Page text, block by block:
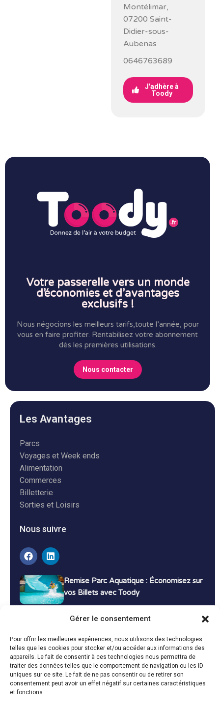
Gérer le consentement
Pour offrir les meilleures expériences, nous utilisons des technologies
telles que les cookies pour stocker et/ou accéder aux informations des
appareils. Le fait de consentir à ces technologies nous permettra de
traiter des données telles que le comportement de navigation ou les ID
uniques sur ce site. Le fait de ne pas consentir ou de retirer son
consentement peut avoir un effet négatif sur certaines caractéristiques
et fonctions.
Montélimar,
07200 Saint-
Didier-sous-
Aubenas
0646763689
J'adhère à
Toody
Votre passerelle vers un monde
d’économies et d’avantages
exclusifs !
Nous négocions les meilleurs tarifs,toute l’année, pour
vous en faire profiter. Rentabilisez votre abonnement
dès les premières utilisations.
Nous contacter
Les Avantages
Parcs
Voyages et Week ends
Alimentation
Commerces
Billetterie
Sorties et Loisirs
Nous suivre
Remise Parc Aquatique : Économisez sur
vos Billets avec Toody
Bons Plans Voyage : Économisez sur vos
Vacances avec Toody
13 décembre 2024 Bon plans